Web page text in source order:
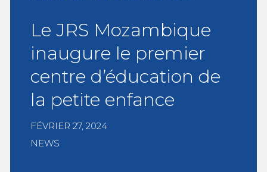
Le JRS Mozambique
inaugure le premier
centre d’éducation de
la petite enfance
FÉVRIER 27, 2024
NEWS